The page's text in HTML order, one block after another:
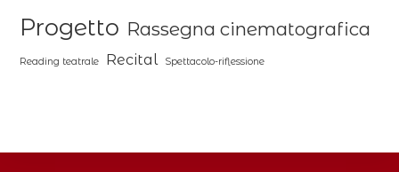
Progetto Rassegna cinematografica
Reading teatrale Recital Spettacolo-riflessione